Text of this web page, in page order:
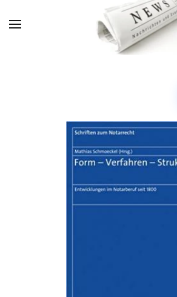
Zum Hauptinhalt springen